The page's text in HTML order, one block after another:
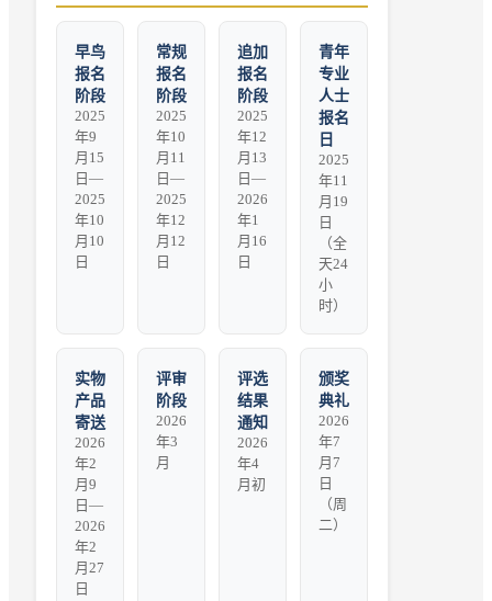
早鸟
报名
阶段
2025
年9
月15
日—
2025
年10
月10
日
常规
报名
阶段
2025
年10
月11
日—
2025
年12
月12
日
追加
报名
阶段
2025
年12
月13
日—
2026
年1
月16
日
青年
专业
人士
报名
日
2025
年11
月19
日
（全
天24
小
时）
实物
产品
寄送
2026
年2
月9
日—
2026
年2
月27
日
评审
阶段
2026
年3
月
评选
结果
通知
2026
年4
月初
颁奖
典礼
2026
年7
月7
日
（周
二）